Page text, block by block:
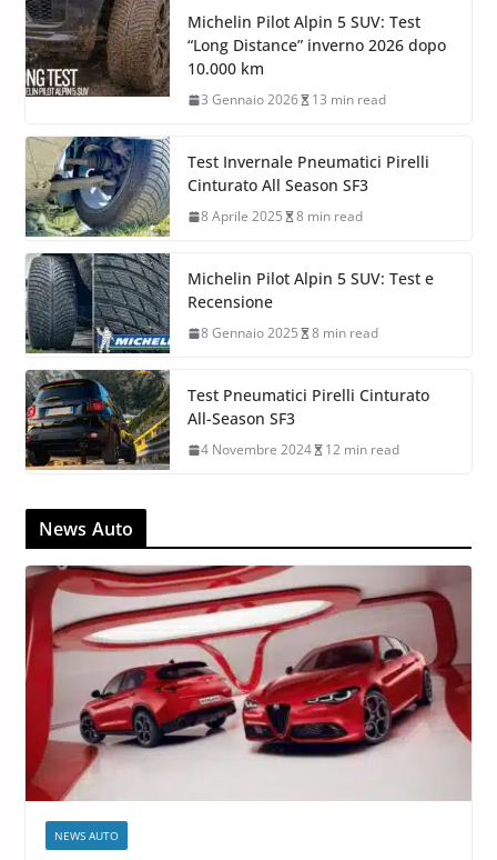
Michelin Pilot Alpin 5 SUV: Test
“Long Distance” inverno 2026 dopo
10.000 km
3 Gennaio 2026 13 min read
Test Invernale Pneumatici Pirelli
Cinturato All Season SF3
8 Aprile 2025 8 min read
Michelin Pilot Alpin 5 SUV: Test e
Recensione
8 Gennaio 2025 8 min read
Test Pneumatici Pirelli Cinturato
All-Season SF3
4 Novembre 2024 12 min read
News Auto
NEWS AUTO